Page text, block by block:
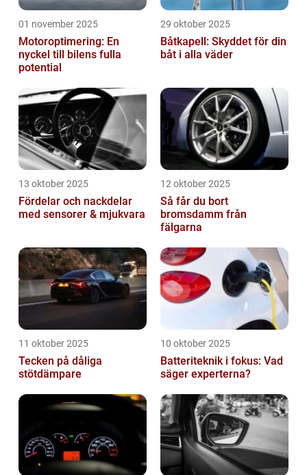
01 november 2025
Motoroptimering: En
nyckel till bilens fulla
potential
29 oktober 2025
Båtkapell: Skyddet för din
båt i alla väder
13 oktober 2025
Fördelar och nackdelar
med sensorer & mjukvara
12 oktober 2025
Så får du bort
bromsdamm från
fälgarna
11 oktober 2025
Tecken på dåliga
stötdämpare
10 oktober 2025
Batteriteknik i fokus: Vad
säger experterna?